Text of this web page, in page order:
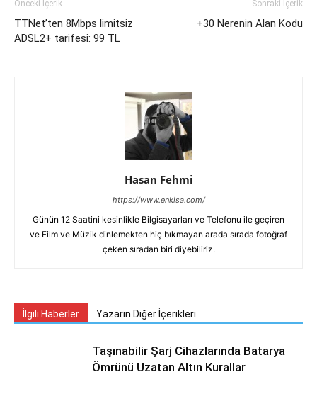
Önceki İçerik
TTNet’ten 8Mbps limitsiz
ADSL2+ tarifesi: 99 TL
Sonraki İçerik
+30 Nerenin Alan Kodu
Hasan Fehmi
https://www.enkisa.com/
Günün 12 Saatini kesinlikle Bilgisayarları ve Telefonu ile geçiren
ve Film ve Müzik dinlemekten hiç bıkmayan arada sırada fotoğraf
çeken sıradan biri diyebiliriz.
İlgili Haberler Yazarın Diğer İçerikleri
Taşınabilir Şarj Cihazlarında Batarya
Ömrünü Uzatan Altın Kurallar